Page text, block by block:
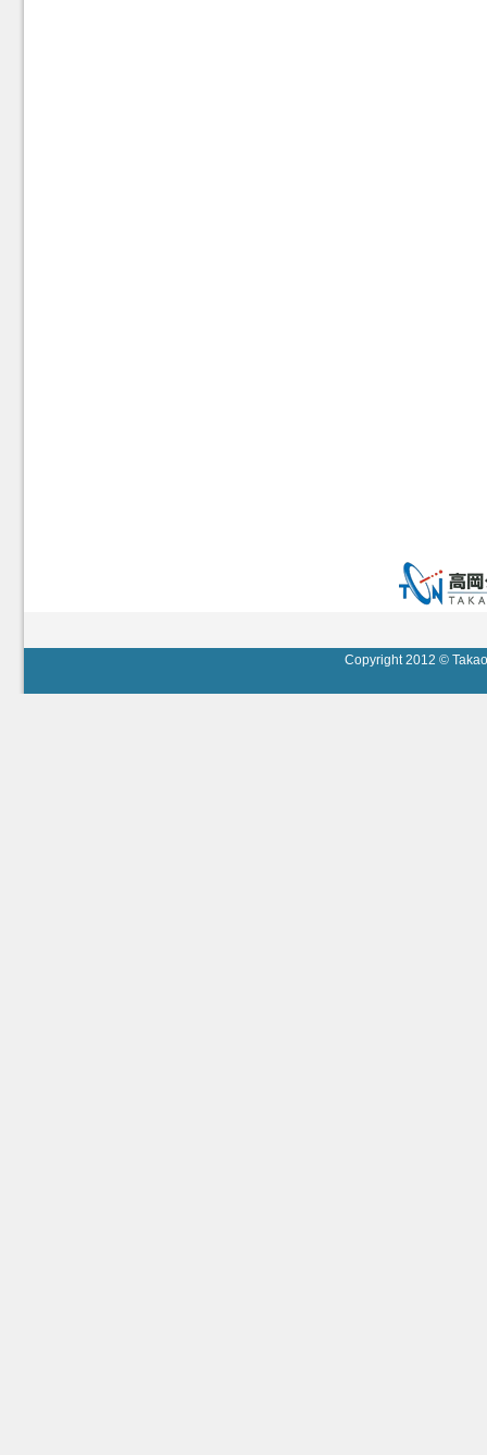
Copyright 2012 ©